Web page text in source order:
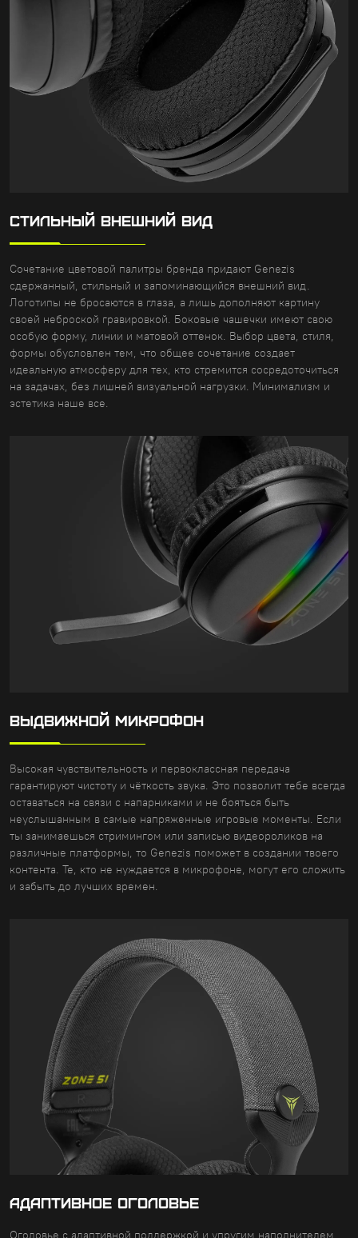
СТИЛЬНЫЙ ВНЕШНИЙ ВИД
Сочетание цветовой палитры бренда придают Genezis
сдержанный, стильный и запоминающийся внешний вид.
Логотипы не бросаются в глаза, а лишь дополняют картину
своей неброской гравировкой. Боковые чашечки имеют свою
особую форму, линии и матовой оттенок. Выбор цвета, стиля,
формы обусловлен тем, что общее сочетание создает
идеальную атмосферу для тех, кто стремится сосредоточиться
на задачах, без лишней визуальной нагрузки. Минимализм и
эстетика наше все.
ВЫДВИЖНОЙ МИКРОФОН
Высокая чувствительность и первоклассная передача
гарантируют чистоту и чёткость звука. Это позволит тебе всегда
оставаться на связи с напарниками и не бояться быть
неуслышанным в самые напряженные игровые моменты. Если
ты занимаешься стримингом или записью видеороликов на
различные платформы, то Genezis поможет в создании твоего
контента. Те, кто не нуждается в микрофоне, могут его сложить
и забыть до лучших времен.
АДАПТИВНОЕ ОГОЛОВЬЕ